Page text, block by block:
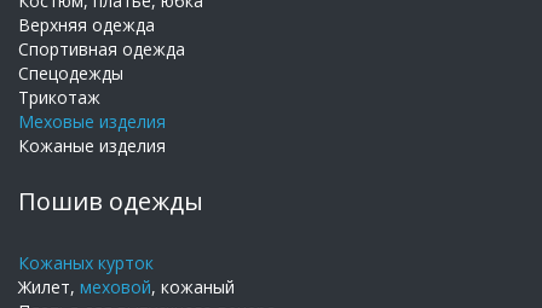
Верхняя одежда
Спортивная одежда
Спецодежды
Трикотаж
Меховые изделия
Кожаные изделия
Пошив одежды
Кожаных курток
Жилет, меховой, кожаный